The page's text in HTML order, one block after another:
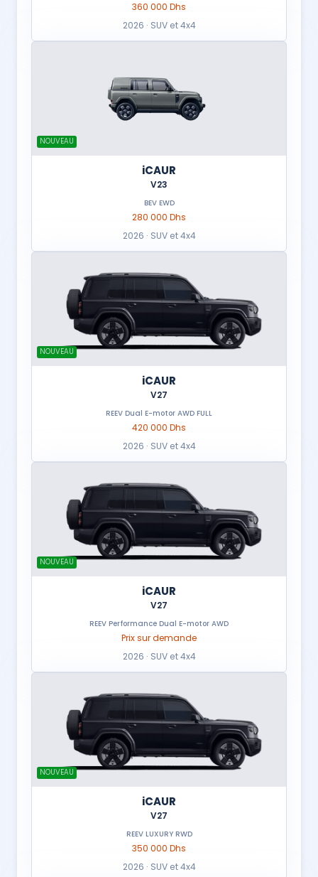
360 000 Dhs
2026 · SUV et 4x4
NOUVEAU
iCAUR
V23
BEV EWD
280 000 Dhs
2026 · SUV et 4x4
NOUVEAU
iCAUR
V27
REEV Dual E-motor AWD FULL
420 000 Dhs
2026 · SUV et 4x4
NOUVEAU
iCAUR
V27
REEV Performance Dual E-motor AWD
Prix sur demande
2026 · SUV et 4x4
NOUVEAU
iCAUR
V27
REEV LUXURY RWD
350 000 Dhs
2026 · SUV et 4x4